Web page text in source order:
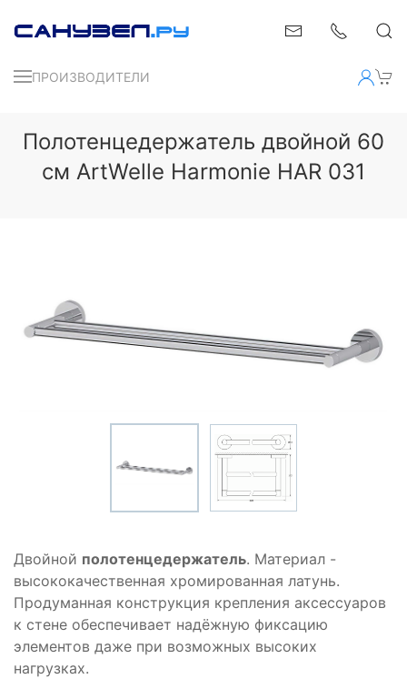
ПРОИЗВОДИТЕЛИ
Полотенцедержатель двойной 60
см ArtWelle Harmonie HAR 031
Двойной полотенцедержатель. Материал -
высококачественная хромированная латунь.
Продуманная конструкция крепления аксессуаров
к стене обеспечивает надёжную фиксацию
элементов даже при возможных высоких
нагрузках.